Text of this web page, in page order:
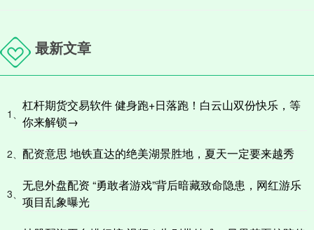
最新文章
1、
杠杆期货交易软件 健身跑+日落跑！白云山双份快乐，等
你来解锁→
2、 配资意思 地铁直达的绝美湖景胜地，夏天一定要来越秀
3、
无息外盘配资 “勇敢者游戏”背后暗藏致命隐患，网红游乐
项目乱象曝光